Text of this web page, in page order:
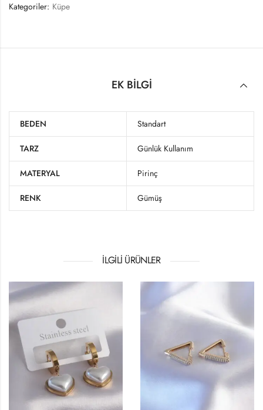
Kategoriler: Küpe
EK BILGI
BEDEN Standart
TARZ Günlük Kullanım
MATERYAL Pirinç
RENK Gümüş
İLGILI ÜRÜNLER